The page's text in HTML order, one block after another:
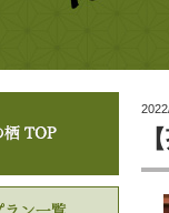
茶寮砂
茶寮